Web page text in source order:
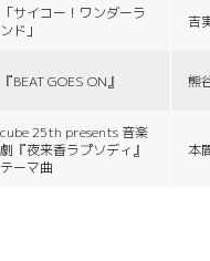
「サイコー！ワンダーラ
ンド」
吉
『BEAT GOES ON』 熊
cube 25th presents 音楽
劇『夜来香ラプソディ』
テーマ曲
本